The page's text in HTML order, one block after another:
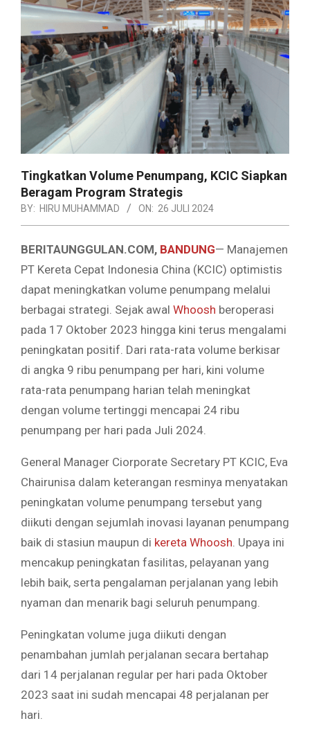
Tingkatkan Volume Penumpang, KCIC Siapkan
Beragam Program Strategis
BY: HIRU MUHAMMAD ON: 26 JULI 2024
BERITAUNGGULAN.COM, BANDUNG— Manajemen
PT Kereta Cepat Indonesia China (KCIC) optimistis
dapat meningkatkan volume penumpang melalui
berbagai strategi. Sejak awal Whoosh beroperasi
pada 17 Oktober 2023 hingga kini terus mengalami
peningkatan positif. Dari rata-rata volume berkisar
di angka 9 ribu penumpang per hari, kini volume
rata-rata penumpang harian telah meningkat
dengan volume tertinggi mencapai 24 ribu
penumpang per hari pada Juli 2024.
General Manager Ciorporate Secretary PT KCIC, Eva
Chairunisa dalam keterangan resminya menyatakan
peningkatan volume penumpang tersebut yang
diikuti dengan sejumlah inovasi layanan penumpang
baik di stasiun maupun di kereta Whoosh. Upaya ini
mencakup peningkatan fasilitas, pelayanan yang
lebih baik, serta pengalaman perjalanan yang lebih
nyaman dan menarik bagi seluruh penumpang.
Peningkatan volume juga diikuti dengan
penambahan jumlah perjalanan secara bertahap
dari 14 perjalanan regular per hari pada Oktober
2023 saat ini sudah mencapai 48 perjalanan per
hari.